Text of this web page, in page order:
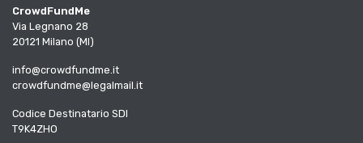
CrowdFundMe
Via Legnano 28
20121 Milano (MI)
info@crowdfundme.it
crowdfundme@legalmail.it
Codice Destinatario SDI
T9K4ZHO